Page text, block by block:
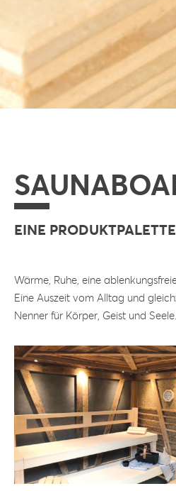
EINE
Wärme, Ruhe, eine
Eine Auszeit vom Alltag und
Nenner für Körper, Geist und Seele.